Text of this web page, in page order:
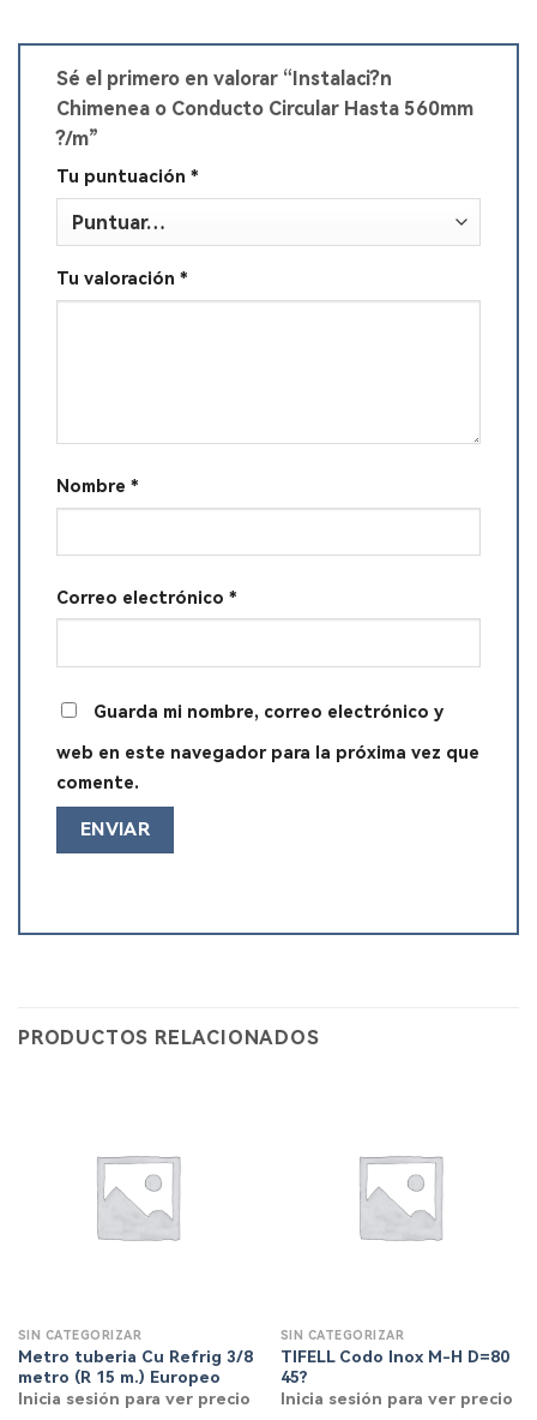
Sé el primero en valorar “Instalaci?n
Chimenea o Conducto Circular Hasta 560mm
?/m”
Tu puntuación *
Tu valoración *
Nombre *
Correo electrónico *
Guarda mi nombre, correo electrónico y
web en este navegador para la próxima vez que
comente.
PRODUCTOS RELACIONADOS
SIN CATEGORIZAR
Metro tuberia Cu Refrig 3/8
metro (R 15 m.) Europeo
Inicia sesión para ver precio
SIN CATEGORIZAR
TIFELL Codo Inox M-H D=80
45?
Inicia sesión para ver precio